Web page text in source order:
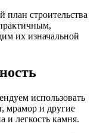
строительства
их изначальной
использовать
мрамор и другие
и легкость камня.